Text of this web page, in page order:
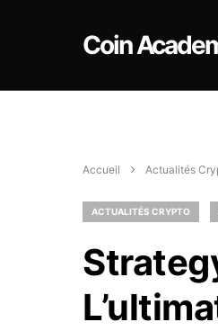
Coin
Accueil Actualités
ACTUALITÉS CRYPTO